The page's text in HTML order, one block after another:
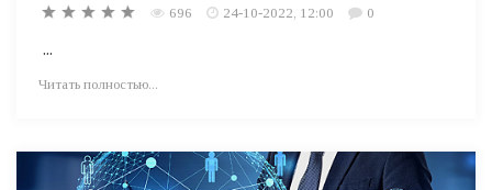
696 24-10-2022, 12:00 0
...
Читать полностью...